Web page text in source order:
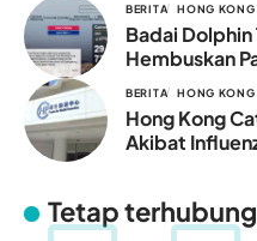
BERITA HONG KONG
Badai Dolphin
Hembuskan
BERITA HONG KONG
Hong Kong
Akibat
Tetap terhubung